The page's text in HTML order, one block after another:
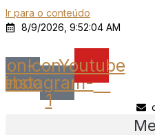
Ir para o conteúdo
8/9/2026, 9:52:04 AM
Icon-
instagram-
1
Youtube